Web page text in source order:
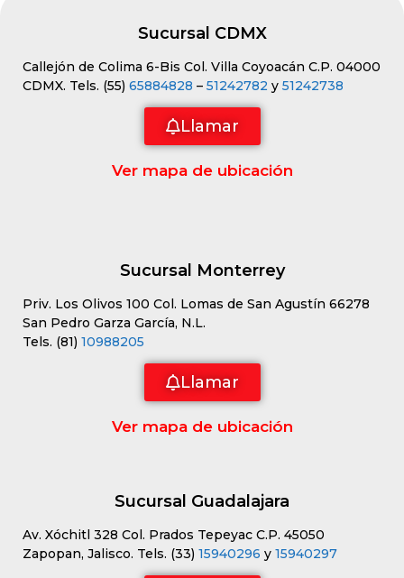
Sucursal CDMX
Callejón de Colima 6-Bis Col. Villa Coyoacán C.P. 04000
CDMX. Tels. (55) 65884828 – 51242782 y 51242738
Llamar
Ver mapa de ubicación
Sucursal Monterrey
Priv. Los Olivos 100 Col. Lomas de San Agustín 66278
San Pedro Garza García, N.L.
Tels. (81) 10988205
Llamar
Ver mapa de ubicación
Sucursal Guadalajara
Av. Xóchitl 328 Col. Prados Tepeyac C.P. 45050
Zapopan, Jalisco. Tels. (33) 15940296 y 15940297